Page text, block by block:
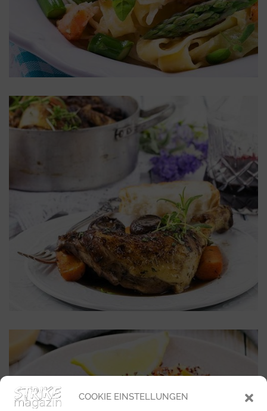
COOKIE EINSTELLUNGEN